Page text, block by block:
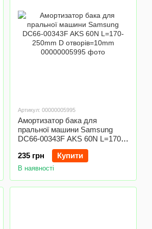
Артикул: 00000005995
Амортизатор бака для
пральної машини Samsung
DC66-00343F AKS 60N L=170-
250mm D отворів=10mm
235 грн
Купити
В наявності